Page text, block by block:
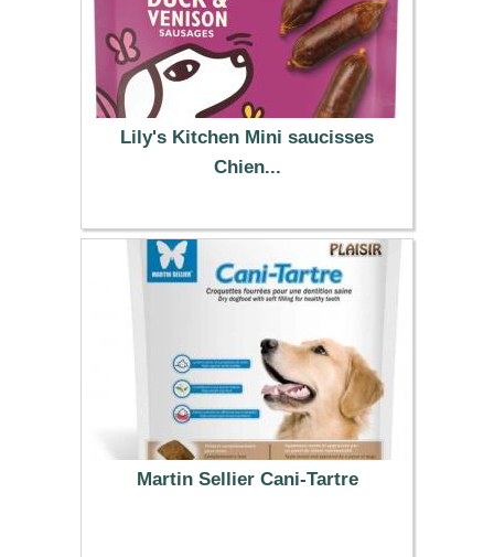
Lily's Kitchen Mini saucisses
Chien...
2.99 €
Martin Sellier Cani-Tartre